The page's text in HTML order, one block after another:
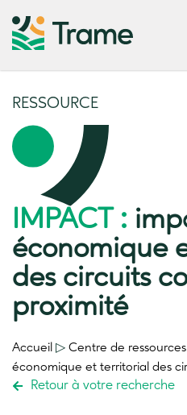
RESSOURCE
IMPACT :
économique
des circuits
proximité
Accueil ▷ Centre de ressources
économique et territorial des
Retour à votre recherche